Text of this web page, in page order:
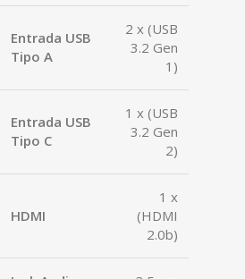
Entrada USB
Tipo A
2 x (USB
3.2 Gen
1)
Entrada USB
Tipo C
1 x (USB
3.2 Gen
2)
HDMI
1 x
(HDMI
2.0b)